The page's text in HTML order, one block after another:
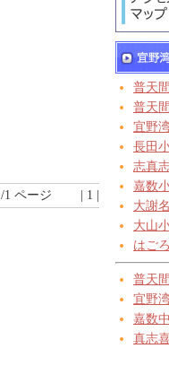
1/1 ページ | 1 |
普天
普天
宜野
長田
志真
嘉数
大謝
大山
はご
普天
宜野
嘉数
真志